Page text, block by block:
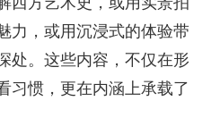
力，或用沉浸式的体验带
处。这些内容，不仅在形
习惯，更在内涵上承载了